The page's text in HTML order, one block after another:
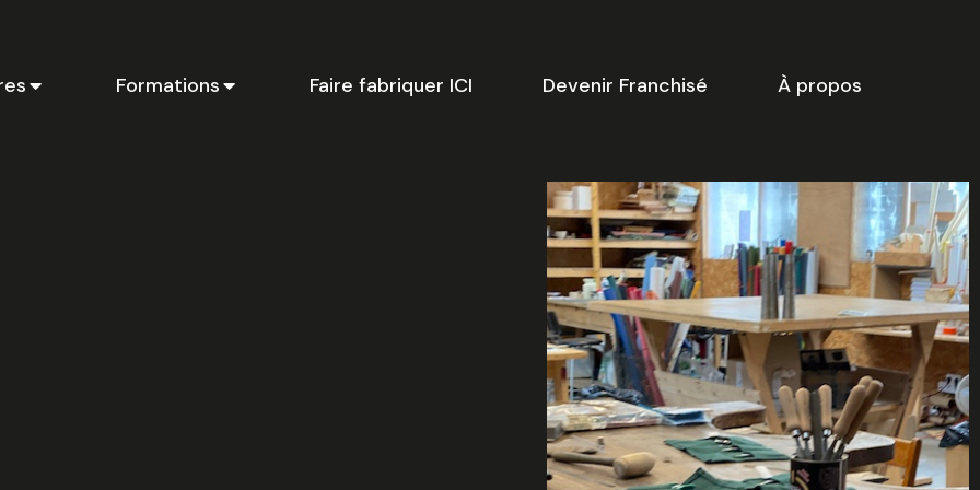
Formations Faire fabriquer ICI Devenir Franchisé À propos
liste de créneaux disponibles
la réunion d’information
en ligne.